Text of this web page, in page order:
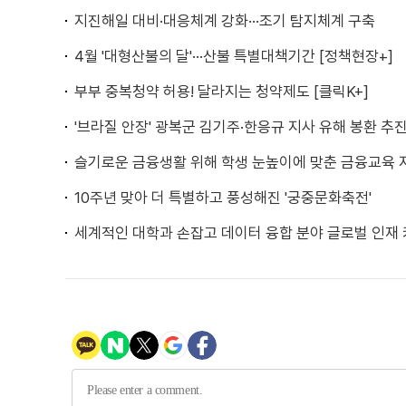
지진해일 대비·대응체계 강화···조기 탐지체계 구축
4월 '대형산불의 달'···산불 특별대책기간 [정책현장+]
부부 중복청약 허용! 달라지는 청약제도 [클릭K+]
'브라질 안장' 광복군 김기주·한응규 지사 유해 봉환 추진
슬기로운 금융생활 위해 학생 눈높이에 맞춘 금융교육
10주년 맞아 더 특별하고 풍성해진 '궁중문화축전'
세계적인 대학과 손잡고 데이터 융합 분야 글로벌 인재